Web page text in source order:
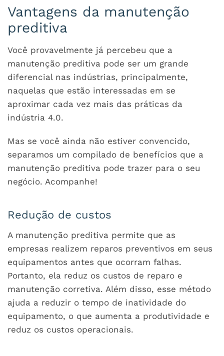
Vantagens da manutenção
preditiva
Você provavelmente já percebeu que a
manutenção preditiva pode ser um grande
diferencial nas indústrias, principalmente,
naquelas que estão interessadas em se
aproximar cada vez mais das práticas da
indústria 4.0.
Mas se você ainda não estiver convencido,
separamos um compilado de benefícios que a
manutenção preditiva pode trazer para o seu
negócio. Acompanhe!
Redução de custos
A manutenção preditiva permite que as
empresas realizem reparos preventivos em seus
equipamentos antes que ocorram falhas.
Portanto, ela reduz os custos de reparo e
manutenção corretiva. Além disso, esse método
ajuda a reduzir o tempo de inatividade do
equipamento, o que aumenta a produtividade e
reduz os custos operacionais.